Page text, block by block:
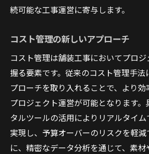
続可能な工事運営に寄与します。
コスト管理の新しいアプローチ
コスト管理は舗装工事においてプロ
握る要素です。従来のコスト管理手法
プローチを取り入れることで、より
プロジェクト運営が可能となります
タルツールの活用によりリアルタイ
実現し、予算オーバーのリスクを軽減
に、精密なデータ分析を通じて、素